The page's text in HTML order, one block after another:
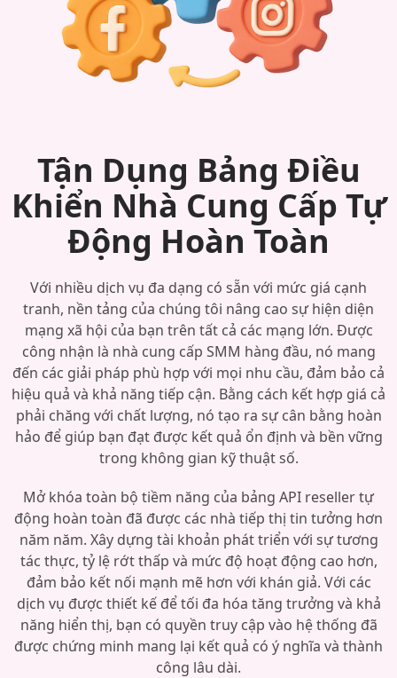
Tận Dụng Bảng Điều
Khiển Nhà Cung Cấp Tự
Động Hoàn Toàn
Với nhiều dịch vụ đa dạng có sẵn với mức giá cạnh
tranh, nền tảng của chúng tôi nâng cao sự hiện diện
mạng xã hội của bạn trên tất cả các mạng lớn. Được
công nhận là nhà cung cấp SMM hàng đầu, nó mang
đến các giải pháp phù hợp với mọi nhu cầu, đảm bảo cả
hiệu quả và khả năng tiếp cận. Bằng cách kết hợp giá cả
phải chăng với chất lượng, nó tạo ra sự cân bằng hoàn
hảo để giúp bạn đạt được kết quả ổn định và bền vững
trong không gian kỹ thuật số.
Mở khóa toàn bộ tiềm năng của bảng API reseller tự
động hoàn toàn đã được các nhà tiếp thị tin tưởng hơn
năm năm. Xây dựng tài khoản phát triển với sự tương
tác thực, tỷ lệ rớt thấp và mức độ hoạt động cao hơn,
đảm bảo kết nối mạnh mẽ hơn với khán giả. Với các
dịch vụ được thiết kế để tối đa hóa tăng trưởng và khả
năng hiển thị, bạn có quyền truy cập vào hệ thống đã
được chứng minh mang lại kết quả có ý nghĩa và thành
công lâu dài.